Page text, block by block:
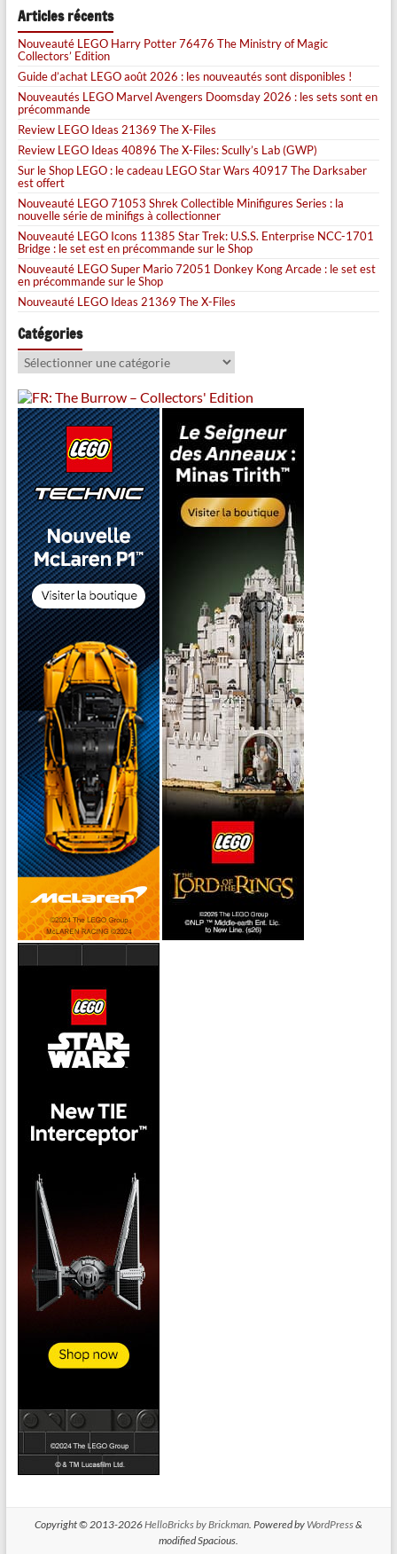
Articles récents
Nouveauté LEGO Harry Potter 76476 The Ministry of Magic
Collectors’ Edition
Guide d’achat LEGO août 2026 : les nouveautés sont disponibles !
Nouveautés LEGO Marvel Avengers Doomsday 2026 : les sets sont en
précommande
Review LEGO Ideas 21369 The X-Files
Review LEGO Ideas 40896 The X-Files: Scully’s Lab (GWP)
Sur le Shop LEGO : le cadeau LEGO Star Wars 40917 The Darksaber
est offert
Nouveauté LEGO 71053 Shrek Collectible Minifigures Series : la
nouvelle série de minifigs à collectionner
Nouveauté LEGO Icons 11385 Star Trek: U.S.S. Enterprise NCC-1701
Bridge : le set est en précommande sur le Shop
Nouveauté LEGO Super Mario 72051 Donkey Kong Arcade : le set est
en précommande sur le Shop
Nouveauté LEGO Ideas 21369 The X-Files
Catégories
Catégories
Copyright © 2013-2026HelloBricks by Brickman. Powered by WordPress&
modified Spacious.